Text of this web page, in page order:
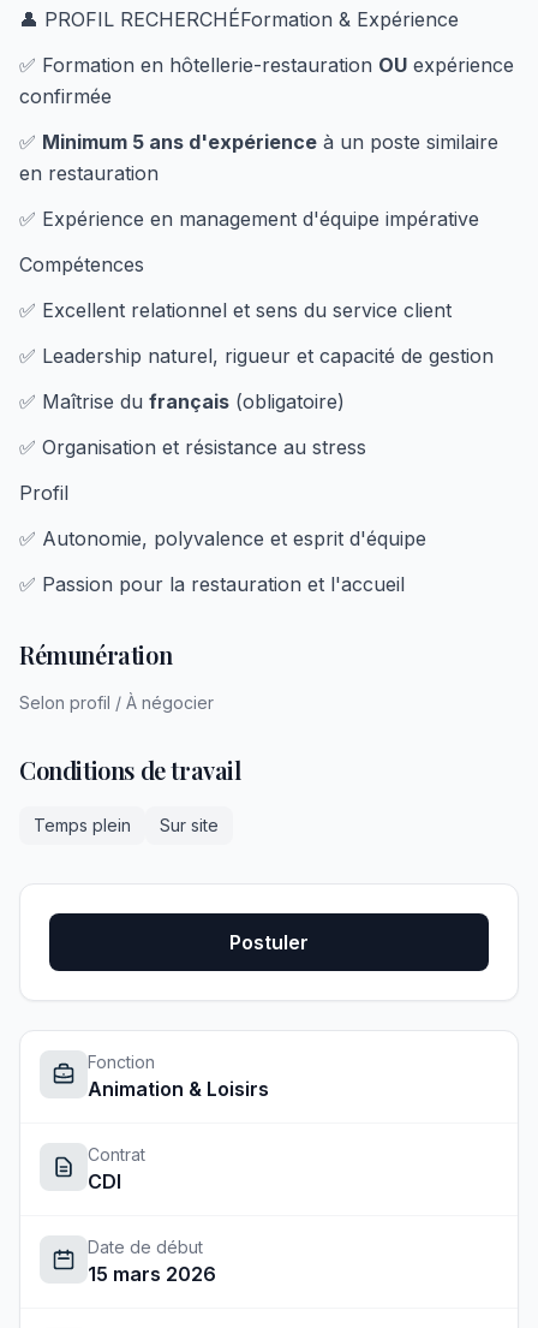
👤 PROFIL RECHERCHÉFormation & Expérience
✅ Formation en hôtellerie-restauration OU expérience
confirmée
✅ Minimum 5 ans d'expérience à un poste similaire
en restauration
✅ Expérience en management d'équipe impérative
Compétences
✅ Excellent relationnel et sens du service client
✅ Leadership naturel, rigueur et capacité de gestion
✅ Maîtrise du français (obligatoire)
✅ Organisation et résistance au stress
Profil
✅ Autonomie, polyvalence et esprit d'équipe
✅ Passion pour la restauration et l'accueil
Rémunération
Selon profil / À négocier
Conditions de travail
Temps plein Sur site
Postuler
Fonction
Animation & Loisirs
Contrat
CDI
Date de début
15 mars 2026